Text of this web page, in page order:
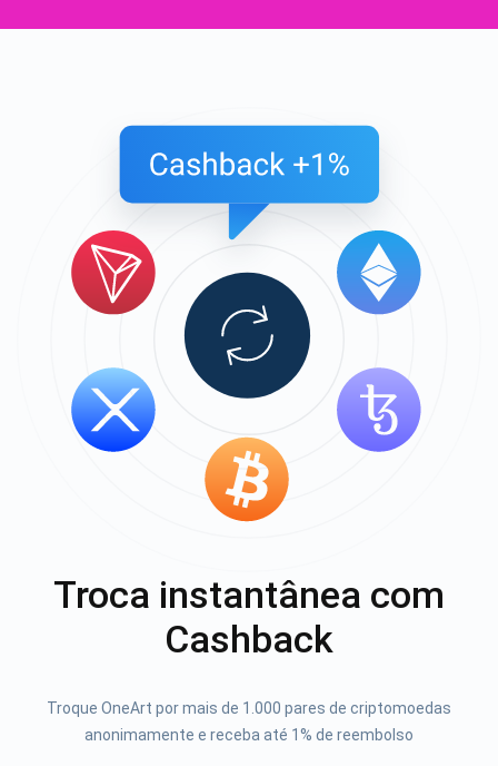
Troca instantânea com
Cashback
Troque OneArt por mais de 1.000 pares de criptomoedas
anonimamente e receba até 1% de reembolso